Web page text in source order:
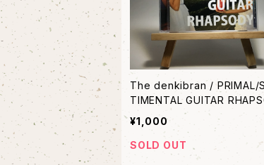
The denkibran / PRIMAL/
TIMENTAL GUITAR
Y
¥1,000
SOLD OUT